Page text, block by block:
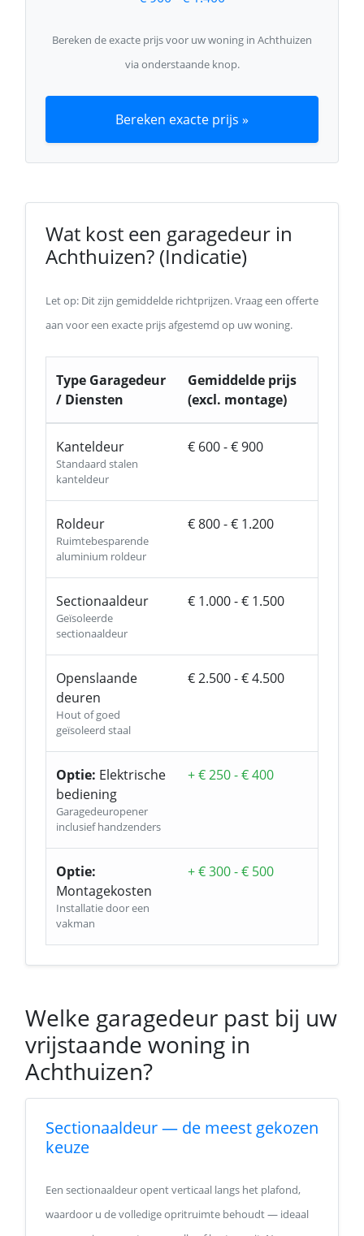
Bereken de exacte prijs voor uw woning in Achthuizen
via onderstaande knop.
Bereken exacte prijs »
Wat kost een garagedeur in
Achthuizen? (Indicatie)
Let op: Dit zijn gemiddelde richtprijzen. Vraag een offerte
aan voor een exacte prijs afgestemd op uw woning.
Type Garagedeur
/ Diensten
Gemiddelde prijs
(excl. montage)
Kanteldeur
Standaard stalen
kanteldeur
€ 600 - € 900
Roldeur
Ruimtebesparende
aluminium roldeur
€ 800 - € 1.200
Sectionaaldeur
Geïsoleerde
sectionaaldeur
€ 1.000 - € 1.500
Openslaande
deuren
Hout of goed
geïsoleerd staal
€ 2.500 - € 4.500
Optie: Elektrische
bediening
Garagedeuropener
inclusief handzenders
+ € 250 - € 400
Optie:
Montagekosten
Installatie door een
vakman
+ € 300 - € 500
Welke garagedeur past bij uw
vrijstaande woning in
Achthuizen?
Sectionaaldeur — de meest gekozen
keuze
Een sectionaaldeur opent verticaal langs het plafond,
waardoor u de volledige opritruimte behoudt — ideaal